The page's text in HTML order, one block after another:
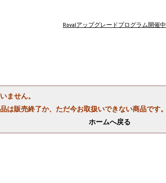
Rovalアップグレードプログラム開催中
ません。
は販売終了か、ただ今お取扱いできない商品です。
ホームへ戻る